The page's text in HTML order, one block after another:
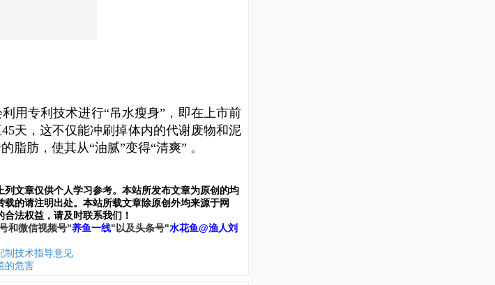
用专利技术进行“吊水瘦身”，即在上市前
天，这不仅能冲刷掉体内的代谢废物和泥
脂肪，使其从“油腻”变得“清爽” 。
文章仅供个人学习参考。本站所发布文章为原创的均
的请注明出处。本站所载文章除原创外均来源于网
法权益，请及时联系我们 ！
和微信视频号"养鱼一线" 以及头条号"水花鱼@渔人刘
制技术指导意见
的危害